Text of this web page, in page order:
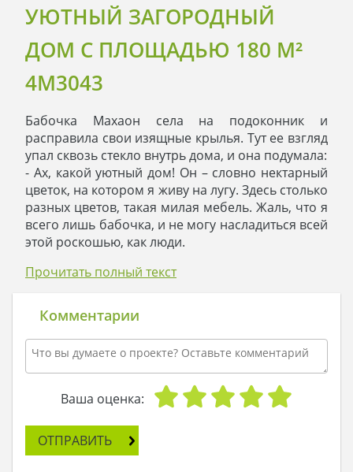
УЮТНЫЙ ЗАГОРОДНЫЙ
ДОМ С ПЛОЩАДЬЮ 180 M²
4M3043
Бабочка Махаон села на подоконник и
расправила свои изящные крылья. Тут ее взгляд
упал сквозь стекло внутрь дома, и она подумала:
- Ах, какой уютный дом! Он – словно нектарный
цветок, на котором я живу на лугу. Здесь столько
разных цветов, такая милая мебель. Жаль, что я
всего лишь бабочка, и не могу насладиться всей
этой роскошью, как люди.
на крыльце послышались детские голоса:
забыли закрыть, и бабочка, взмахнув крыльями,
полетела прямо в дом.
- Не могу же я пропустить такое событие:
экскурсию в человеческий дом!
Махаон летала из комнаты в комнату, с первого
этажа на второй, а затем вылетела на балкон.
ароматными цветами, и бабочка приземлилась
прямо на них.
Прочитать полный текст
Комментарии
Ваша оценка:
ОТПРАВИТЬ